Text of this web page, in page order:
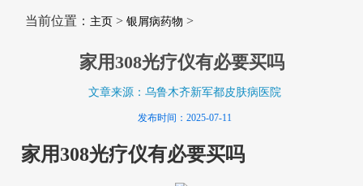
当前位置： 主页> 银屑病药物 >
家用308光疗仪有必要买吗
文章来源：乌鲁木齐新军都皮肤病医院
发布时间：2025-07-11
家用308光疗仪有必要买吗